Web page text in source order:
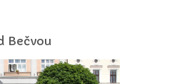
Bečvou